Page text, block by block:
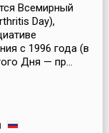
Всемирный
Day),
с 1996 года (в
Дня — пр...